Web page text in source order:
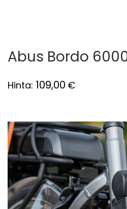
Abus Bordo
Hinta: 109,00 €